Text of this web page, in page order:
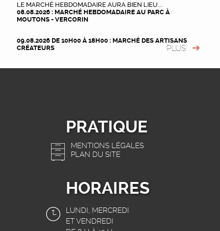
LE MARCHÉ HEBDOMADAIRE AURA BIEN LIEU...
08.08.2026 : MARCHÉ HEBDOMADAIRE AU PARC À
MOUTONS - VERCORIN
09.08.2026 DE 10H00 À 18H00 : MARCHÉ DES ARTISANS
CRÉATEURS
PLUS
PRATIQUE
MENTIONS LÉGALES
PLAN DU SITE
HORAIRES
LUNDI, MERCREDI
ET VENDREDI